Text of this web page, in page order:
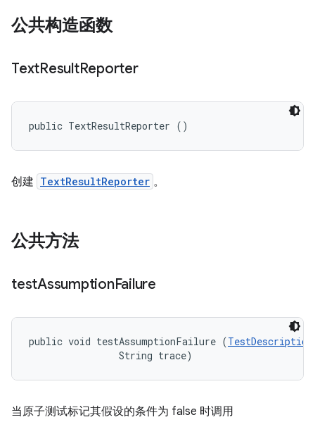
公共构造函数
TextResultReporter
public TextResultReporter ()
创建 TextResultReporter 。
公共方法
testAssumptionFailure
public void testAssumptionFailure (TestDescription
                String trace)
当原子测试标记其假设的条件为 false 时调用